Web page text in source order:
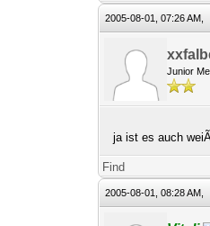
2005-08-01, 07:26 AM,
Junior
ja ist es auch
Find
2005-08-01, 08:28 AM,